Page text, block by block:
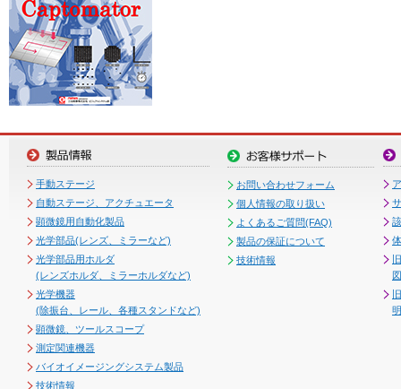
手動ステージ
自動ステージ、アクチュエータ
顕微鏡用自動化製品
光学部品(レンズ、ミラーなど)
光学部品用ホルダ
(レンズホルダ、ミラーホルダなど)
光学機器
(除振台、レール、各種スタンドなど)
顕微鏡、ツールスコープ
測定関連機器
バイオイメージングシステム製品
技術情報
お問い合わせフォーム
個人情報の取り扱い
よくあるご質問(FAQ)
製品の保証について
技術情報